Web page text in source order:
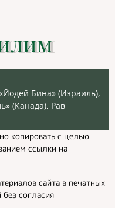
Бина» (Израиль),
(Канада), Рав
копировать с целью
ссылки на
сайта в печатных
согласия